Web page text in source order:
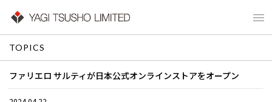
TOPICS
ファリエロ サルティが日本公式オンラインストアをオープン